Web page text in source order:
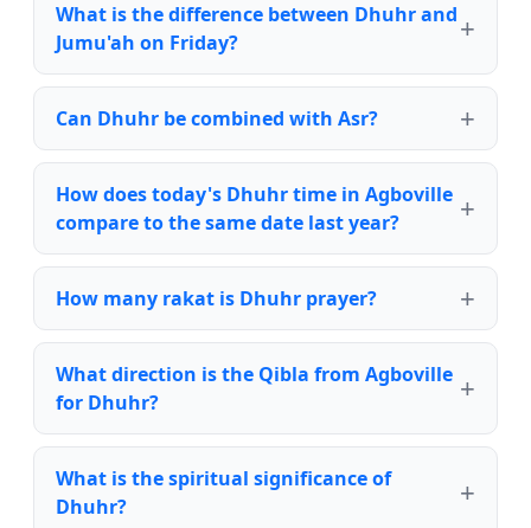
What is the difference between Dhuhr and
Jumu'ah on Friday?
Can Dhuhr be combined with Asr?
How does today's Dhuhr time in Agboville
compare to the same date last year?
How many rakat is Dhuhr prayer?
What direction is the Qibla from Agboville
for Dhuhr?
What is the spiritual significance of
Dhuhr?